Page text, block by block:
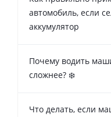
автомобиль, если
аккумулятор
Почему водить
сложнее? ❄️
Что делать, если